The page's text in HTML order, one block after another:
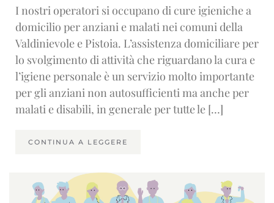
I nostri operatori si occupano di cure igieniche a
domicilio per anziani e malati nei comuni della
Valdinievole e Pistoia. L’assistenza domiciliare per
lo svolgimento di attività che riguardano la cura e
l’igiene personale è un servizio molto importante
per gli anziani non autosufficienti ma anche per
malati e disabili, in generale per tutte le […]
CONTINUA A LEGGERE